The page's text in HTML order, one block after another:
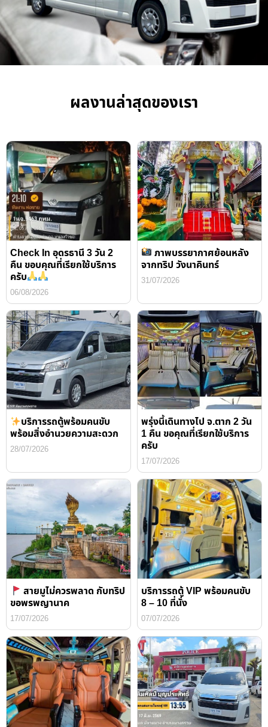
ผลงานล่าสุดของเรา
Check In อุดรธานี 3 วัน 2
คืน ขอบคุณที่เรียกใช้บริการ
ครับ
06/08/2026
ภาพบรรยากาศย้อนหลัง
จากทริป วังนาคินทร์
31/07/2026
บริการรถตู้พร้อมคนขับ
พร้อมสิ่งอำนวยความสะดวก
28/07/2026
พรุ่งนี้เดินทางไป จ.ตาก 2 วัน
1 คืน ขอคุณที่เรียกใช้บริการ
ครับ
17/07/2026
สายมูไม่ควรพลาด กับทริป
ขอพรพญานาค
17/07/2026
บริการรถตู้ VIP พร้อมคนขับ
8 – 10 ที่นั่ง
07/07/2026